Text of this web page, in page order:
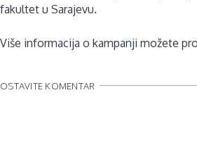
fakultet u Sarajevu.
Više informacija o kampanji možete
OSTAVITE KOMENTAR